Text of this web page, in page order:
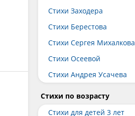
Стихи Заходера
Стихи Берестова
Стихи Сергея Михалкова
Стихи Осеевой
Стихи Андрея Усачева
Стихи по возрасту
Стихи для детей 3 лет